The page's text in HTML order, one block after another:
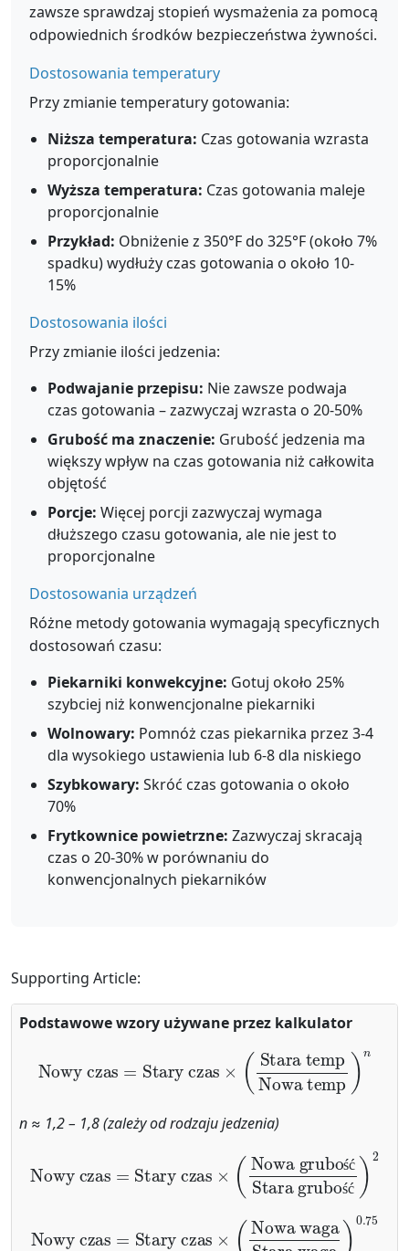
zawsze sprawdzaj stopień wysmażenia za pomocą
odpowiednich środków bezpieczeństwa żywności.
Dostosowania temperatury
Przy zmianie temperatury gotowania:
Niższa temperatura: Czas gotowania wzrasta
proporcjonalnie
Wyższa temperatura: Czas gotowania maleje
proporcjonalnie
Przykład: Obniżenie z 350°F do 325°F (około 7%
spadku) wydłuży czas gotowania o około 10-
15%
Dostosowania ilości
Przy zmianie ilości jedzenia:
Podwajanie przepisu: Nie zawsze podwaja
czas gotowania – zazwyczaj wzrasta o 20-50%
Grubość ma znaczenie: Grubość jedzenia ma
większy wpływ na czas gotowania niż całkowita
objętość
Porcje: Więcej porcji zazwyczaj wymaga
dłuższego czasu gotowania, ale nie jest to
proporcjonalne
Dostosowania urządzeń
Różne metody gotowania wymagają specyficznych
dostosowań czasu:
Piekarniki konwekcyjne: Gotuj około 25%
szybciej niż konwencjonalne piekarniki
Wolnowary: Pomnóż czas piekarnika przez 3-4
dla wysokiego ustawienia lub 6-8 dla niskiego
Szybkowary: Skróć czas gotowania o około
70%
Frytkownice powietrzne: Zazwyczaj skracają
czas o 20-30% w porównaniu do
konwencjonalnych piekarników
Supporting Article:
Podstawowe wzory używane przez kalkulator
Stara temp Nowa temp
n ≈ 1,2 – 1,8 (zależy od rodzaju jedzenia)
ś ć
ść
Nowa grubość Stara
Nowa waga Stara waga